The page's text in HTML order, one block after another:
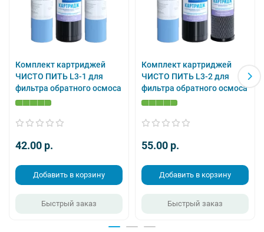
• прозрачная вода без песка,
ржавчины и запаха хлора
• защита мембраны обратного осмоса
• увеличенный ресурс по хлору и
хлорорганическим соединениям
• снижение риска вторичного
микробиологического загрязнения
• улучшение вкуса и запаха воды после
• природная минерализация
• высокоэффективная очистка воды
мембраной обратного осмоса с
сертификатом NSF
Картриджи совместимы с большинством
фильтров обратного осмоса других
Комплект картриджей
ЧИСТО ПИТЬ L3-1 для
фильтра обратного осмоса
42.00 p.
Добавить в корзину
Быстрый заказ
Комплект картриджей
ЧИСТО ПИТЬ L3-2 для
фильтра обратного осмоса
55.00 p.
Добавить в корзину
Быстрый заказ